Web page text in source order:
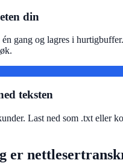
din
gang og lagres i
teksten
Last ned som .txt eller
er